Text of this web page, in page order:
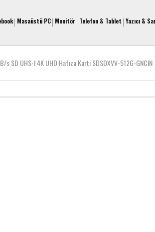
Masaüstü PC Monitör Telefon & Tablet Yazıcı &
s SD UHS-I 4K UHD Hafıza Kartı SDSDXVV-512G-GNCIN